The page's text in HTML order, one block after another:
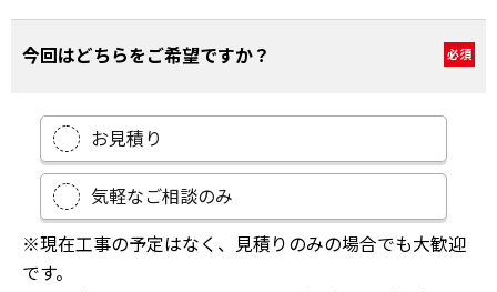
今回はどちらをご希望ですか？ 必須
お見積り
気軽なご相談のみ
※現在工事の予定はなく、見積りのみの場合でも大歓迎
です。